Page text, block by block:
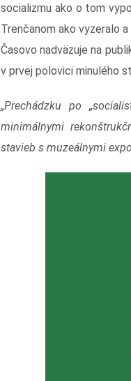
socializmu ako o tom
Trenčanom ako vyzeralo
Časovo nadväzuje na
v prvej polovici minulého
„Prechádzku po
minimálnymi
stavieb s muzeálnymi